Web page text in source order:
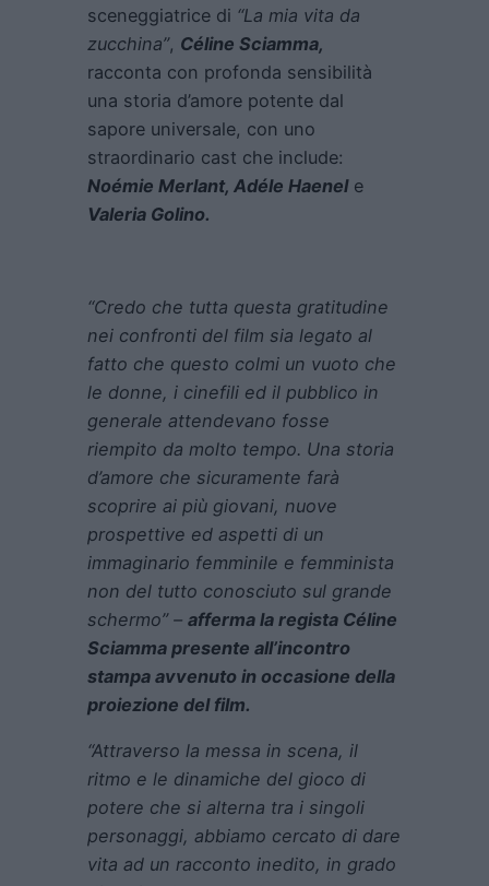
sceneggiatrice di “La mia vita da
zucchina”, Céline Sciamma,
racconta con profonda sensibilità
una storia d’amore potente dal
sapore universale, con uno
straordinario cast che include:
Noémie Merlant, Adéle Haenele
Valeria Golino.
“Credo che tutta questa gratitudine
nei confronti del film sia legato al
fatto che questo colmi un vuoto che
le donne, i cinefili ed il pubblico in
generale attendevano fosse
riempito da molto tempo. Una storia
d’amore che sicuramente farà
scoprire ai più giovani, nuove
prospettive ed aspetti di un
immaginario femminile e femminista
non del tutto conosciuto sul grande
schermo” – afferma la regista Céline
Sciamma presente all’incontro
stampa avvenuto in occasione della
proiezione del film.
“Attraverso la messa in scena, il
ritmo e le dinamiche del gioco di
potere che si alterna tra i singoli
personaggi, abbiamo cercato di dare
vita ad un racconto inedito, in grado